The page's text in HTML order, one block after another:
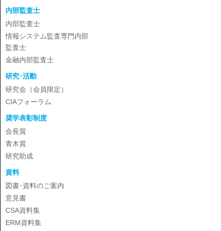
内部監査士
内部監査士
情報システム監査専門内部
監査士
金融内部監査士
研究･活動
研究会（会員限定）
CIAフォーラム
奨学表彰制度
会長賞
青木賞
研究助成
資料
図書･資料のご案内
意見書
CSA資料集
ERM資料集